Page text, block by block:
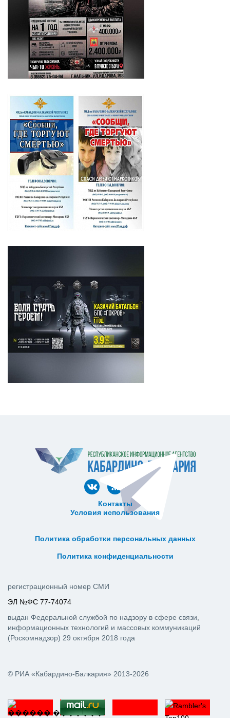
Контакты
Условия использования
Политика обработки персональных данных
Политика конфиденциальности
© РИА «Кабардино-Балкария» 2013-2026
регистрационный номер СМИ
ЭЛ №ФС 77-74074
выдан Федеральной службой по надзору в сфере связи,
информационных технологий и массовых коммуникаций
(Роскомнадзор) 29 октября 2018 года